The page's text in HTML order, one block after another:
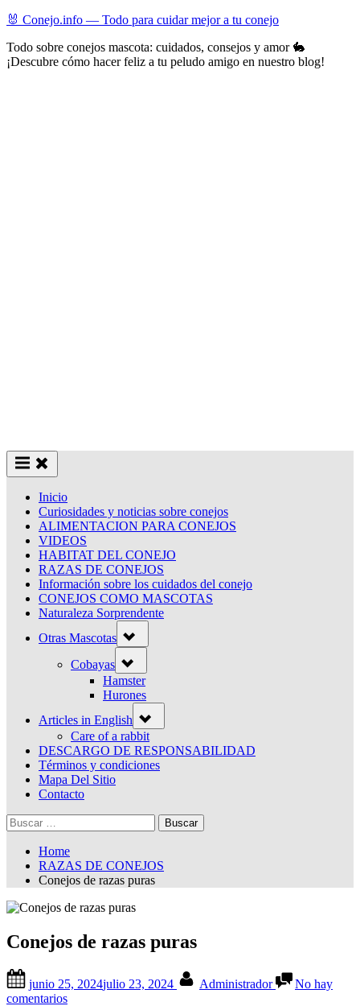
Skip
content
🐰 Conejo.info — Todo para cuidar mejor a tu conejo
Todo sobre conejos mascota: cuidados, consejos y amor 🐇
¡Descubre cómo hacer feliz a tu peludo amigo en nuestro blog!
Inicio
Curiosidades y noticias sobre conejos
ALIMENTACION PARA CONEJOS
VIDEOS
HABITAT DEL CONEJO
RAZAS DE CONEJOS
Información sobre los cuidados del conejo
CONEJOS COMO MASCOTAS
Naturaleza Sorprendente
Otras Mascotas sub-
menu
Cobayas sub-
menu
Hamster
Hurones
Articles in English
sub-
menu
Care of a rabbit
DESCARGO DE RESPONSABILIDAD
Términos y condiciones
Mapa Del Sitio
Contacto
Buscar:
Home
RAZAS DE CONEJOS
Conejos de razas puras
Conejos de razas puras
on
junio 25, 2024julio 23, 2024 Administrador
No hay
comentariosen